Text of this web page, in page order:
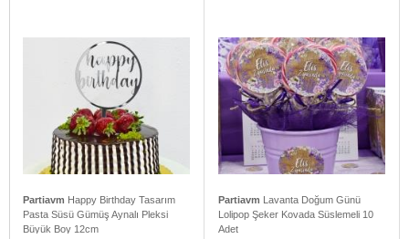
Partiavm Happy Birthday Tasarım
Pasta Süsü Gümüş Aynalı Pleksi
Büyük Boy 12cm
Partiavm Lavanta Doğum Günü
Lolipop Şeker Kovada Süslemeli 10
Adet